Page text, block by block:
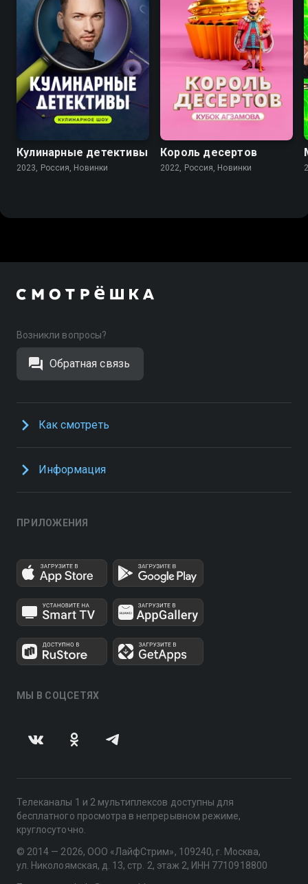
Кулинарные детективы
2023, Россия, Новинки
Король десертов
2022, Россия, Новинки
Возникли вопросы?
Обратная связь
Как смотреть
Информация
ПРИЛОЖЕНИЯ
МЫ В СОЦСЕТЯХ
Телеканалы 1 и 2 мультиплексов доступны для
бесплатного просмотра в непрерывном режиме,
круглосуточно.
© 2014 — 2026, ООО «ЛайфСтрим», 109240, г. Москва,
ул. Николоямская, д. 13, стр. 2, этаж 2, ИНН 7710918800